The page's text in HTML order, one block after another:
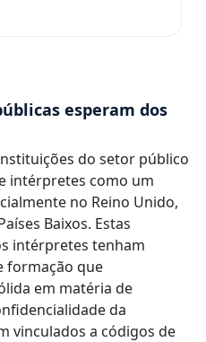
esperam dos
do setor público
intérpretes como um
no Reino Unido,
Baixos. Estas
intérpretes tenham
formação que
em matéria de
da
vinculados a códigos de